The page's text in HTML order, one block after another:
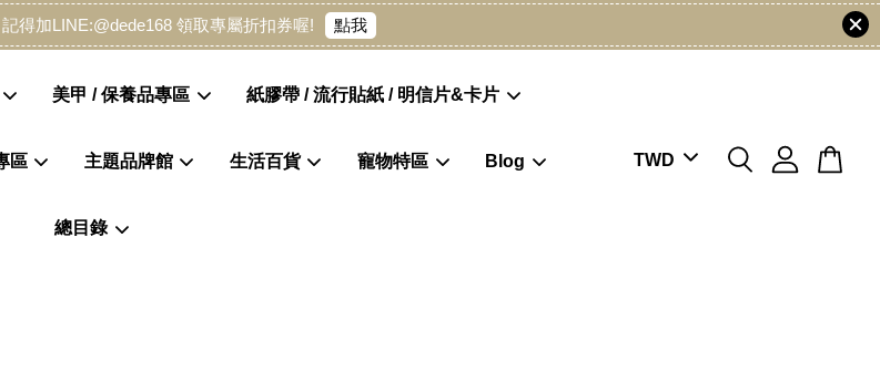
得加LINE:@dede168 領取專屬折扣券喔! 點我
美甲 / 保養品專區 紙膠帶 / 流行貼紙 / 明信片&卡片
區 主題品牌館 生活百貨 寵物特區 Blog
總目錄